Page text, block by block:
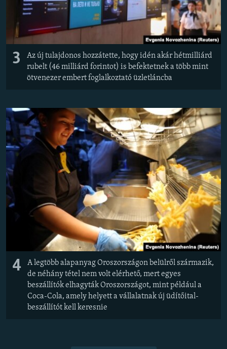
3
Az új tulajdonos hozzátette, hogy idén akár hétmilliárd
rubelt (46 milliárd forintot) is befektetnek a több mint
ötvenezer embert foglalkoztató üzletláncba
4
A legtöbb alapanyag Oroszországon belülről származik,
de néhány tétel nem volt elérhető, mert egyes
beszállítók elhagyták Oroszországot, mint például a
Coca-Cola, amely helyett a vállalatnak új üdítőital-
beszállítót kell keresnie